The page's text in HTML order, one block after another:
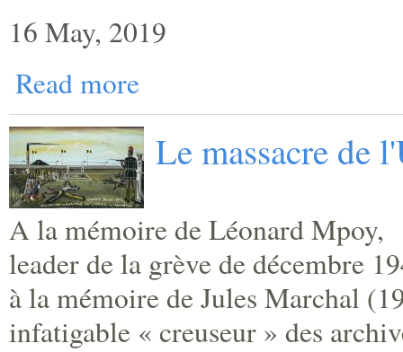
16 May, 2019
Read more
Le massacre de
A la mémoire de Léonard Mpoy,
leader de la grève de décembre
à la mémoire de Jules Marchal
infatigable « creuseur » des